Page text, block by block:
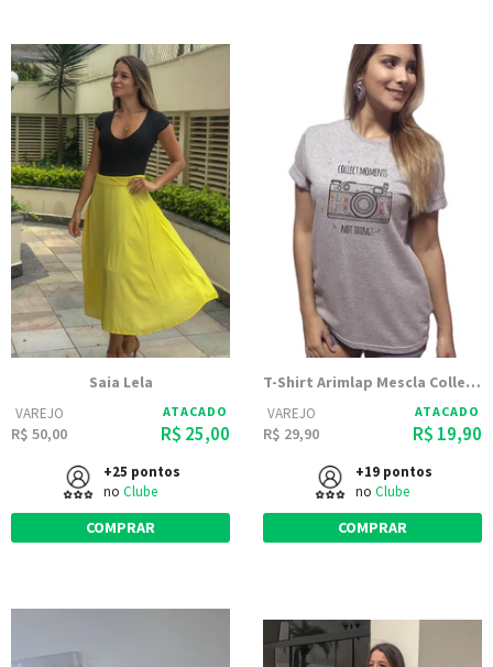
Saia Lela
VAREJO
R$ 50,00
ATACADO
R$ 25,00
+25 pontos
no Clube
COMPRAR
T-Shirt Arimlap Mescla Collect Moments
VAREJO
R$ 29,90
ATACADO
R$ 19,90
+19 pontos
no Clube
COMPRAR